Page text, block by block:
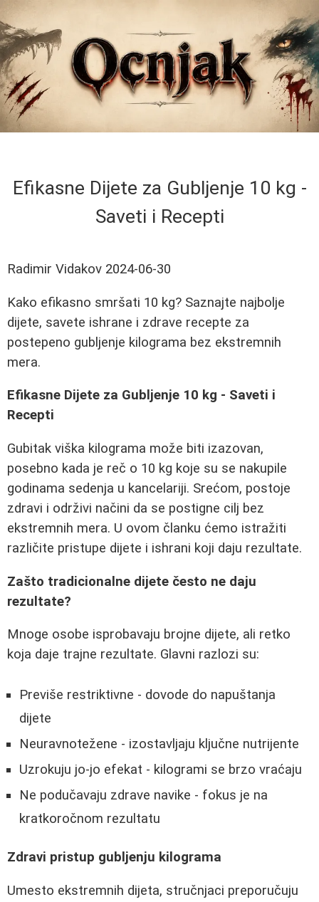
Efikasne Dijete za Gubljenje 10 kg -
Saveti i Recepti
Radimir Vidakov 2024-06-30
Kako efikasno smršati 10 kg? Saznajte najbolje
dijete, savete ishrane i zdrave recepte za
postepeno gubljenje kilograma bez ekstremnih
mera.
Efikasne Dijete za Gubljenje 10 kg - Saveti i
Recepti
Gubitak viška kilograma može biti izazovan,
posebno kada je reč o 10 kg koje su se nakupile
godinama sedenja u kancelariji. Srećom, postoje
zdravi i održivi načini da se postigne cilj bez
ekstremnih mera. U ovom članku ćemo istražiti
različite pristupe dijete i ishrani koji daju rezultate.
Zašto tradicionalne dijete često ne daju
rezultate?
Mnoge osobe isprobavaju brojne dijete, ali retko
koja daje trajne rezultate. Glavni razlozi su:
Previše restriktivne - dovode do napuštanja
dijete
Neuravnotežene - izostavljaju ključne nutrijente
Uzrokuju jo-jo efekat - kilogrami se brzo vraćaju
Ne podučavaju zdrave navike - fokus je na
kratkoročnom rezultatu
Zdravi pristup gubljenju kilograma
Umesto ekstremnih dijeta, stručnjaci preporučuju